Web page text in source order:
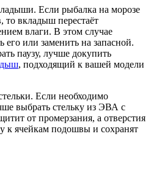
Если рыбалка на морозе
то вкладыш перестаёт
влаги. В этом случае
его или заменить на запасной.
паузу, лучше докупить
, подходящий к вашей модели
Если необходимо
выбрать стельку из ЭВА с
от промерзания, а отверстия
к ячейкам подошвы и сохранят